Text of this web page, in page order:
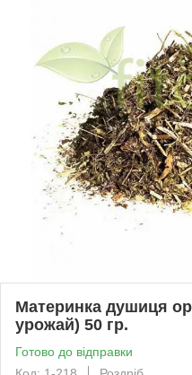
Материнка душиця
урожай) 50 гр.
Готово до відправки